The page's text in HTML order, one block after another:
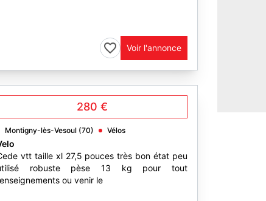
Voir l'annonce
280 €
Montigny-lès-Vesoul (70) Vélos
vtt taille xl 27,5 pouces très bon état peu
robuste pèse 13 kg pour tout
ou venir le